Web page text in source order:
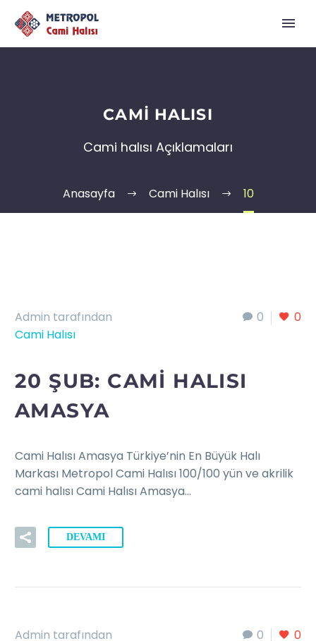
CAMI HALISI
Cami halısı Açıklamaları
Anasayfa Cami Halısı 10
0 0
Admin tarafından
Cami Halısı
20 ŞUB: CAMI HALISI
AMASYA
Cami Halısı Amasya Türkiye’nin En Büyük Halı
Markası Metropol Cami Halısı 100/100 yün ve akrilik
cami halısı Cami Halısı Amasya…
DEVAMI
0 0
Admin tarafından